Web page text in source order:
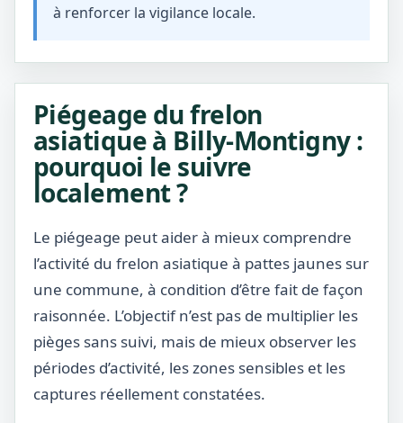
à renforcer la vigilance locale.
Piégeage du frelon
asiatique à Billy-Montigny :
pourquoi le suivre
localement ?
Le piégeage peut aider à mieux comprendre
l’activité du frelon asiatique à pattes jaunes sur
une commune, à condition d’être fait de façon
raisonnée. L’objectif n’est pas de multiplier les
pièges sans suivi, mais de mieux observer les
périodes d’activité, les zones sensibles et les
captures réellement constatées.